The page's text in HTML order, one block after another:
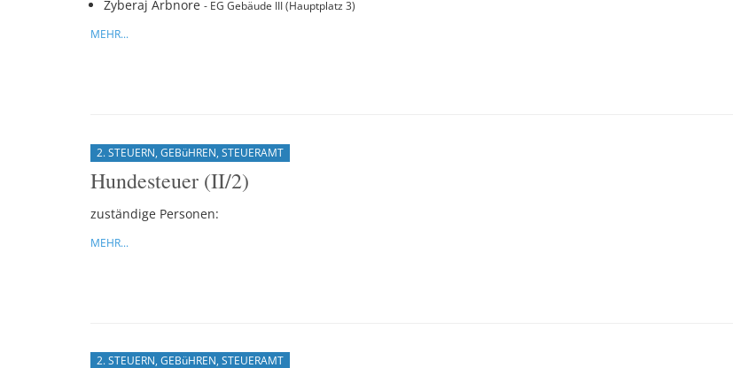
Zyberaj Arbnore - EG Gebäude III (Hauptplatz 3)
MEHR...
2. STEUERN, GEBüHREN, STEUERAMT
Hundesteuer (II/2)
zuständige Personen:
MEHR...
2. STEUERN, GEBüHREN, STEUERAMT